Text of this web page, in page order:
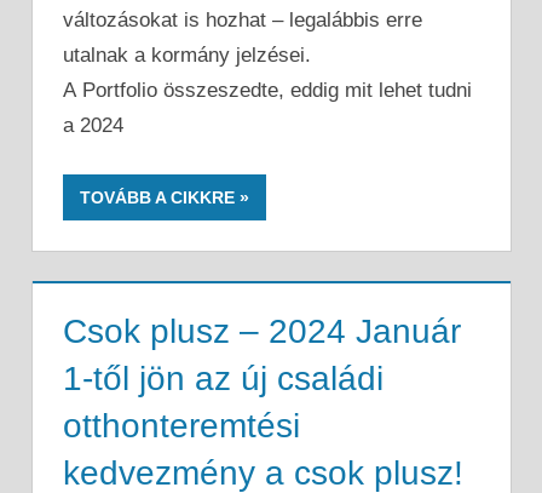
változásokat is hozhat – legalábbis erre
utalnak a kormány jelzései.
A Portfolio összeszedte, eddig mit lehet tudni
a 2024
TOVÁBB A CIKKRE
Csok plusz – 2024 Január
1-től jön az új családi
otthonteremtési
kedvezmény a csok plusz!